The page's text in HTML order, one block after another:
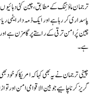
ترجمان ماؤ نِنگ کے مطابق، چین کئی
پاسداری کر رہا ہے اور ایک ذمہ دار
چین پُرامن ترقی کے راستے پر گامزن ہے اور
ہے۔
چینی ترجمان نے یہ بھی کہا کہ امریکا کو خود
گریز کرنا چاہیے جو بین الاقوامی امن اور